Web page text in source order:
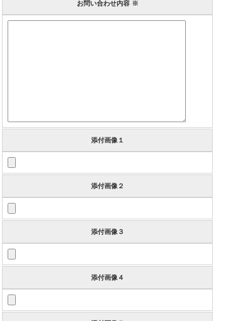
お問い合わせ内容 ※
添付画像１
添付画像２
添付画像３
添付画像４